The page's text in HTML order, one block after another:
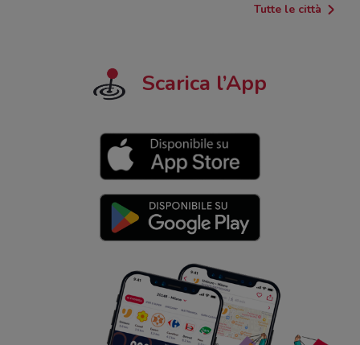
Tutte le città
Scarica l’App